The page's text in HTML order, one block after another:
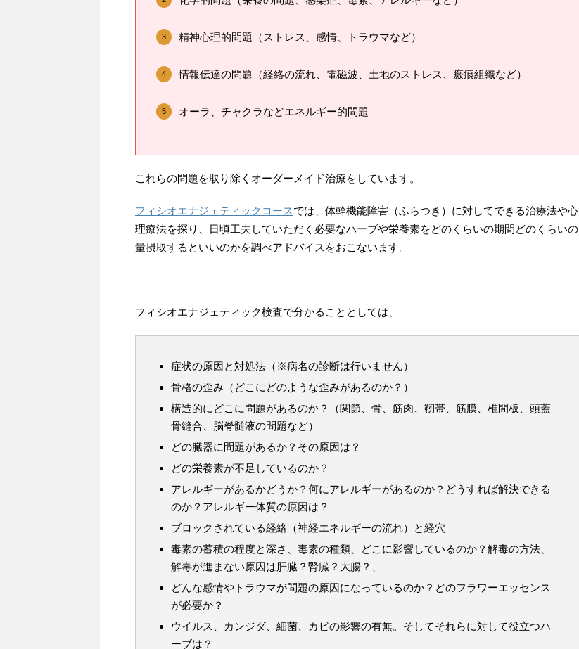
精神心理的問題（ストレス、感情、トラウマなど）
情報伝達の問題（経絡の流れ、電磁波、土地のストレス、瘢痕組織など）
オーラ、チャクラなどエネルギー的問題
これらの問題を取り除くオーダーメイド治療をしています。
フィシオエナジェティックコースでは、体幹機能障害（ふらつき）に対してできる治療法や心
理療法を探り、日頃工夫していただく必要なハーブや栄養素をどのくらいの期間どのくらいの
量摂取するといいのかを調べアドバイスをおこないます。
フィシオエナジェティック検査で分かることとしては、
症状の原因と対処法（※病名の診断は行いません）
骨格の歪み（どこにどのような歪みがあるのか？）
構造的にどこに問題があるのか？（関節、骨、筋肉、靭帯、筋膜、椎間板、頭蓋
骨縫合、脳脊髄液の問題など）
どの臓器に問題があるか？その原因は？
どの栄養素が不足しているのか？
アレルギーがあるかどうか？何にアレルギーがあるのか？どうすれば解決できる
のか？アレルギー体質の原因は？
ブロックされている経絡（神経エネルギーの流れ）と経穴
毒素の蓄積の程度と深さ、毒素の種類、どこに影響しているのか？解毒の方法、
解毒が進まない原因は肝臓？腎臓？大腸？、
どんな感情やトラウマが問題の原因になっているのか？どのフラワーエッセンス
が必要か？
ウイルス、カンジダ、細菌、カビの影響の有無。そしてそれらに対して役立つハ
ーブは？